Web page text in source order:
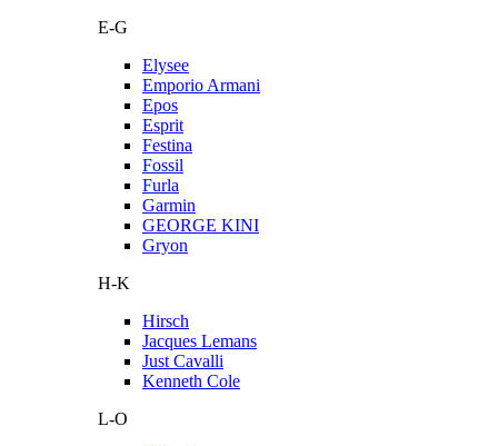
E-G
Elysee
Emporio Armani
Epos
Esprit
Festina
Fossil
Furla
Garmin
GEORGE KINI
Gryon
H-K
Hirsch
Jacques Lemans
Just Cavalli
Kenneth Cole
L-O